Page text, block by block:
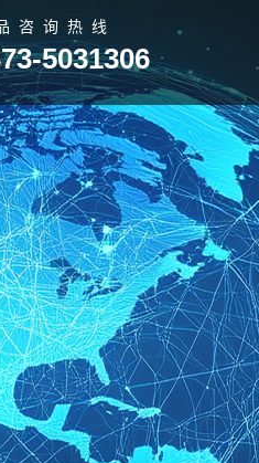
咨询热线
5031306